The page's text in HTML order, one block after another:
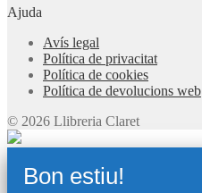
Ajuda
Avís legal
Política de privacitat
Política de cookies
Política de devolucions web
© 2026 Llibreria Claret
Bon estiu!